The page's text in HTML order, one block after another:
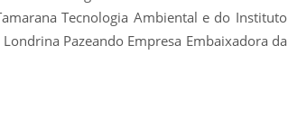
Tecnologia Ambiental e do Instituto
Pazeando Empresa Embaixadora da